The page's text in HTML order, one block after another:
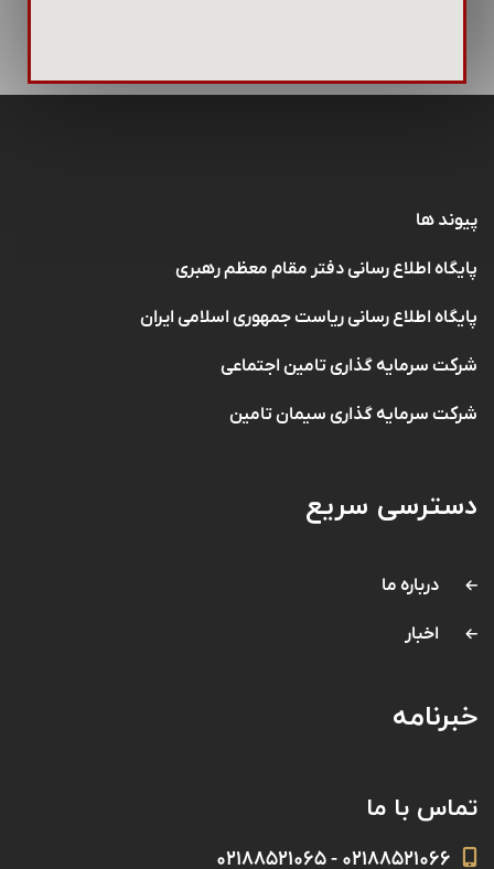
پیوند ها
پایگاه اطلاع رسانی دفتر مقام معظم رهبری
پایگاه اطلاع رسانی ریاست جمهوری اسلامی ایران
شرکت سرمایه گذاری تامین اجتماعی
شرکت سرمایه گذاری سیمان تامین
دسترسی سریع
درباره ما
اخبار
خبرنامه
تماس با ما
۰۲۱۸۸۵۲۱۰۶۶ - ۰۲۱۸۸۵۲۱۰۶۵